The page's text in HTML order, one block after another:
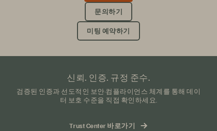
문의하기
미팅 예약하기
신뢰. 인증. 규정 준수.
검증된 인증과 선도적인 보안·컴플라이언스 체계를 통해 데이
터 보호 수준을 직접 확인하세요.
Trust Center 바로가기